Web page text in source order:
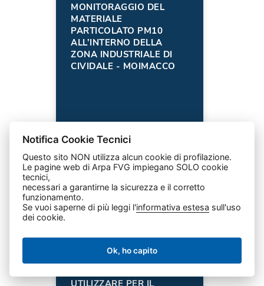
MONITORAGGIO DEL
MATERIALE
PARTICOLATO PM10
ALL’INTERNO DELLA
ZONA INDUSTRIALE DI
CIVIDALE - MOIMACCO
ARIA
27 GENNAIO 2025
Notifica Cookie Tecnici
Questo sito NON utilizza alcun cookie di profilazione.
Le pagine web di Arpa FVG impiegano SOLO cookie
tecnici,
necessari a garantirne la sicurezza e il corretto
funzionamento.
Se vuoi saperne di più leggi l'informativa estesa sull'uso
dei cookie.
Ok, ho capito